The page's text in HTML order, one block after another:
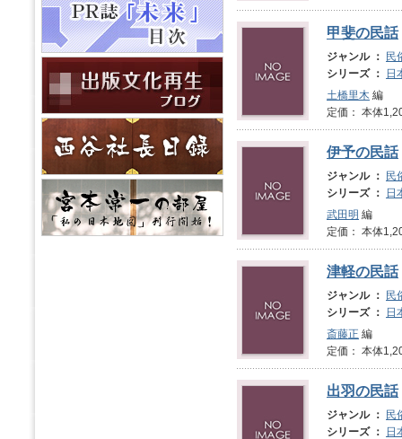
甲斐の民話
ジャンル ：
民
シリーズ ：
日
土橋里木 編
定価： 本体
伊予の民話
ジャンル ：
民
シリーズ ：
日
武田明 編
定価： 本体
津軽の民話
ジャンル ：
民
シリーズ ：
日
斎藤正 編
定価： 本体
出羽の民話
ジャンル ：
民
シリーズ ：
日